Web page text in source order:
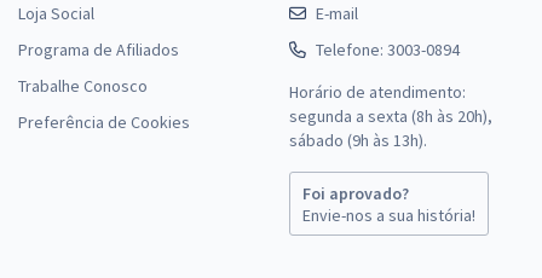
Loja Social
Programa de Afiliados
Trabalhe Conosco
Preferência de Cookies
E-mail
Telefone: 3003-0894
Horário de atendimento:
segunda a sexta (8h às 20h),
sábado (9h às 13h).
Foi aprovado?
Envie-nos a sua história!